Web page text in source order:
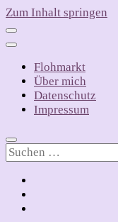
Zum Inhalt springen
Flohmarkt
Über mich
Datenschutz
Impressum
Suchen
nach: